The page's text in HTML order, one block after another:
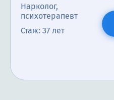
Нарколог,
психотерапевт
Стаж: 37 лет